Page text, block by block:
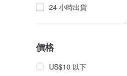
24 小時出貨
價格
US$10 以下